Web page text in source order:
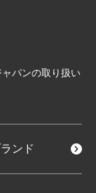
パンの取り扱い
ンド